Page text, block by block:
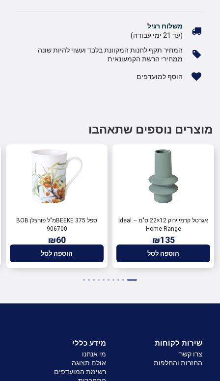
משלוח רגיל
(עד 21 ימי עבודה)
המחיר תקף לחנות המקוונת בלבד ועשוי להיות שונה
ממחירי הרשת הקמעונאית
הוסף למועדפים
מוצרים נוספים שתאהבו
אגרטל קרמי ירוק 12×22 ס"מ – Ideal
Home Range
₪135
הוספה לסל
ספל BEEKE 375מ"ל פורצלן BOB
906700
₪60
הוספה לסל
שירות לקוחות
צרו קשר
החזרות והחלפות
מידע כללי
מי אנחנו
אולם תצוגה
רשימת המועדפים